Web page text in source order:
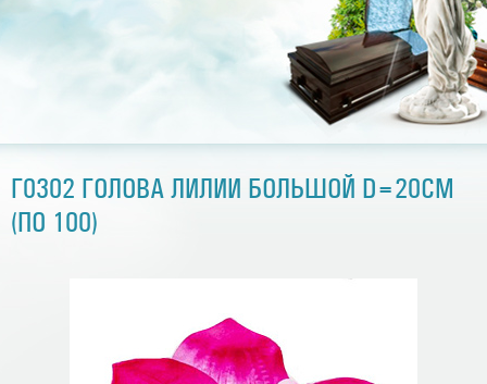
Г0302 ГОЛОВА ЛИЛИИ БОЛЬШОЙ D=20СМ
(ПО 100)